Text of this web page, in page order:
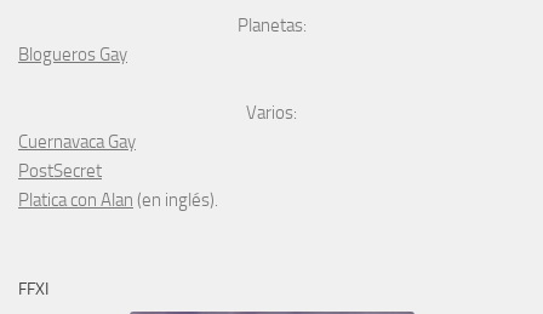
Planetas:
Blogueros Gay
Varios:
Cuernavaca Gay
PostSecret
Platica con Alan (en inglés).
FFXI